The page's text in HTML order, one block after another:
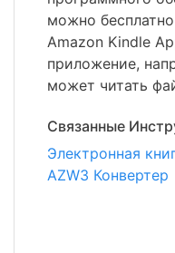
можно
Amazon Kindle
приложение,
может читать
Связанные
Электронная
AZW3 Конвертер